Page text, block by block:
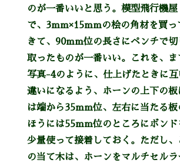
のが一番いいと思う。模型飛行機屋
で、3mm×15mmの桧の角材を買っ
きて、90mm位の長さにペンチで切
取ったものが一番いい。これを、ま
写真-4のように、仕上げたときに互
違いになるよう、ホーンの上下の板
は端から35mm位、左右に当たる板
ほうには55mm位のところにボンド
少量使って接着しておく。ただし、
の当て木は、ホーンをマルチセルラ